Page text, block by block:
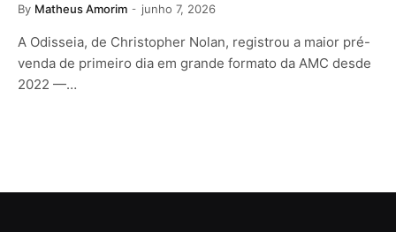
By Matheus Amorim junho 7, 2026
A Odisseia, de Christopher Nolan, registrou a maior pré-
venda de primeiro dia em grande formato da AMC desde
2022 —…